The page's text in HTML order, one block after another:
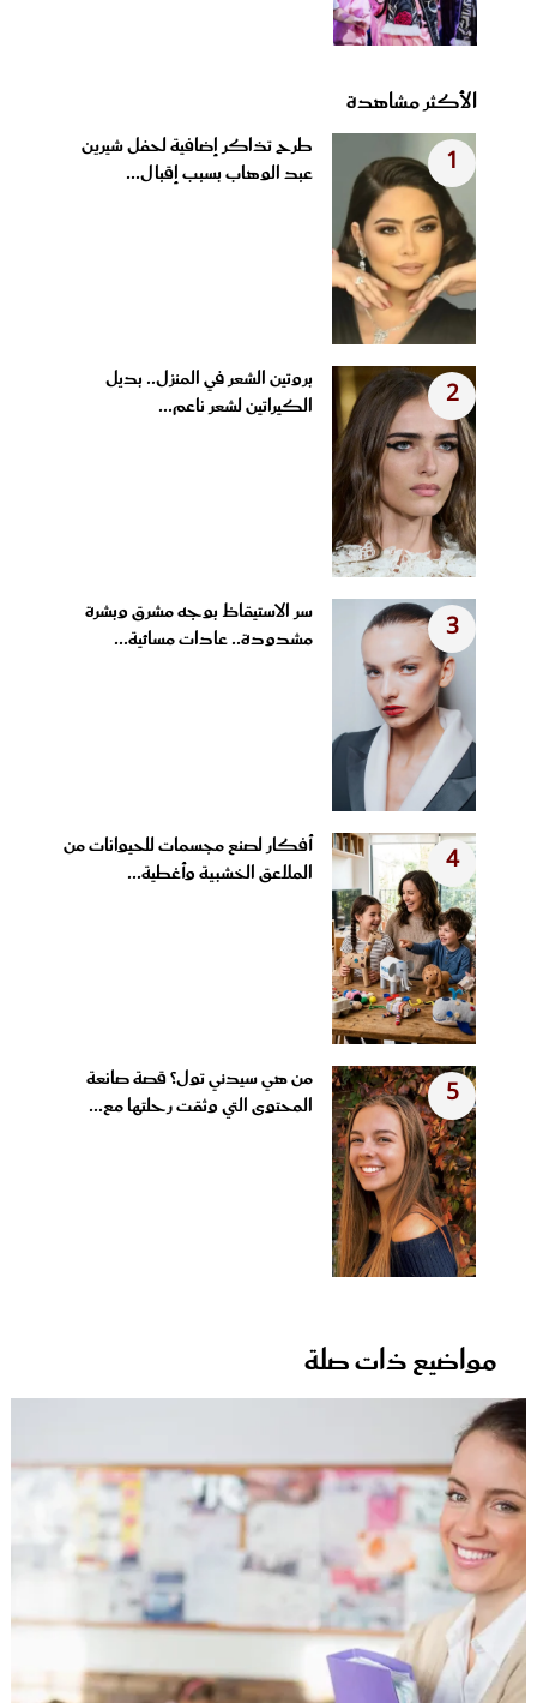
الأكثر مشاهدة
1
طرح تذاكر إضافية لحفل شيرين
عبد الوهاب بسبب إقبال...
2
بروتين الشعر في المنزل.. بديل
الكيراتين لشعر ناعم...
3
سر الاستيقاظ بوجه مشرق وبشرة
مشدودة.. عادات مسائية...
4
أفكار لصنع مجسمات للحيوانات من
الملاعق الخشبية وأغطية...
5
من هي سيدني تول؟ قصة صانعة
المحتوى التي وثقت رحلتها مع...
مواضيع ذات صلة